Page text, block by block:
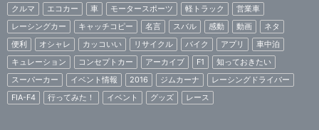
クルマ エコカー 車 モータースポーツ 軽トラック
営業車
レーシングカー
キャッチコピー 名言 スバル 感動 動画
ネタ
便利
オシャレ カッコいい リサイクル バイク アプリ
車中泊
キュレーション
コンセプトカー アーカイブ F1
知っておきたい
スーパーカー
イベント情報 2016 ジムカーナ
レーシングドライバー
FIA-F4
行ってみた！ イベント グッズ レース